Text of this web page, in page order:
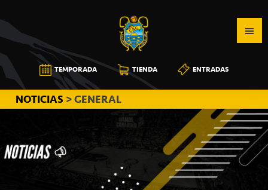
a
la
navegación
principal
al
contenido
principal
a
la
barra
lateral
principal
CB
CANARIAS
TEMPORADA TIENDA ENTRADAS
NOTICIAS > GENERAL